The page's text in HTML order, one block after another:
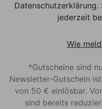
Datenschutzerklärung.
jederzeit
Wie
*Gutscheine sind
Newsletter-Gutschein
von 50 € einlösbar.
sind bereits